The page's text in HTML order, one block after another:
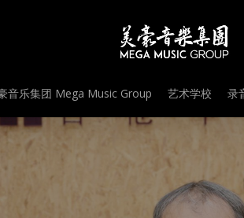
音乐集团 Mega Music Group 艺术学校 录